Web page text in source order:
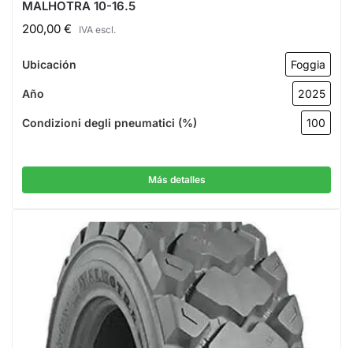
MALHOTRA 10-16.5
200,00 € IVA escl.
Ubicación Foggia
Año 2025
Condizioni degli pneumatici (%) 100
Más detalles